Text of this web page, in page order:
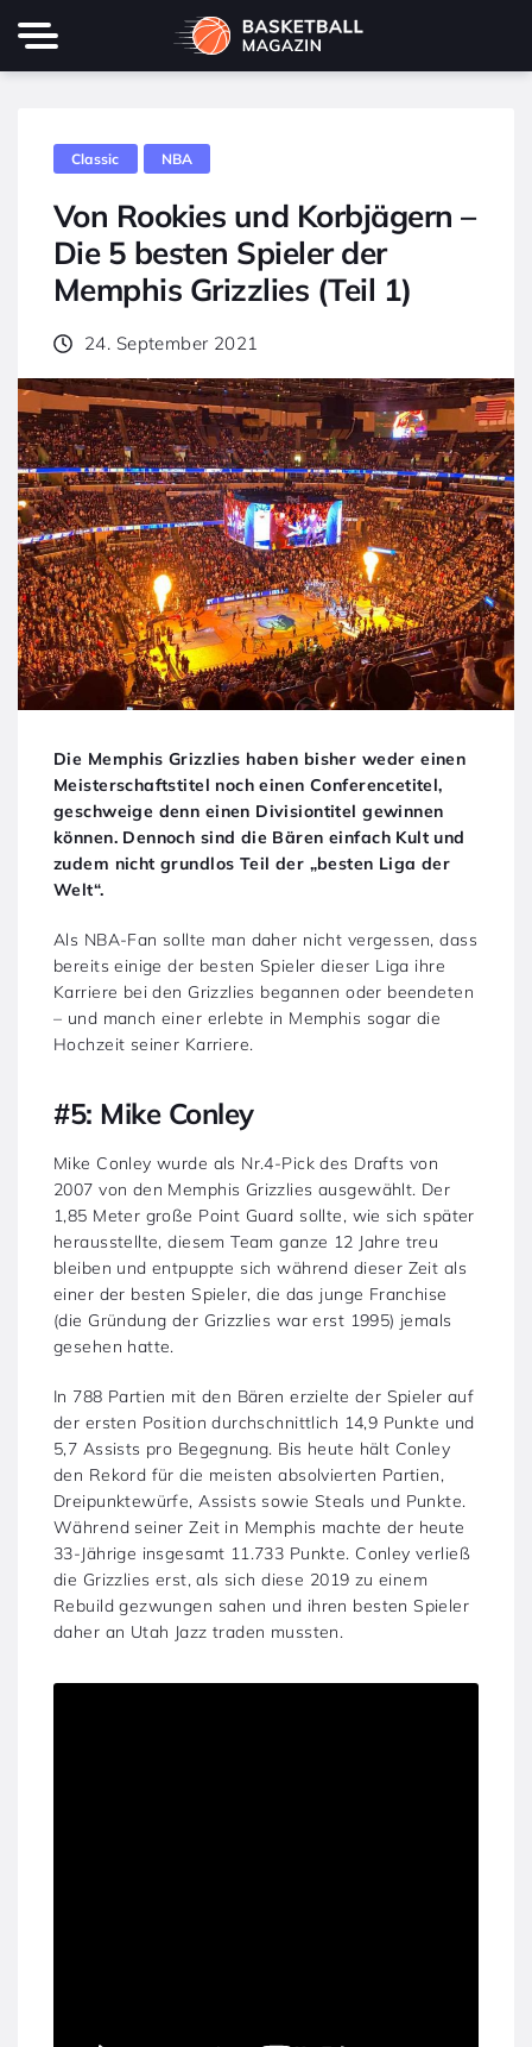
Classic NBA
Von Rookies und Korbjägern –
Die 5 besten Spieler der
Memphis Grizzlies (Teil 1)
24. September 2021
Die Memphis Grizzlies haben bisher weder einen
Meisterschaftstitel noch einen Conferencetitel,
geschweige denn einen Divisiontitel gewinnen
können. Dennoch sind die Bären einfach Kult und
zudem nicht grundlos Teil der „besten Liga der
Welt“.
Als NBA-Fan sollte man daher nicht vergessen, dass
bereits einige der besten Spieler dieser Liga ihre
Karriere bei den Grizzlies begannen oder beendeten
– und manch einer erlebte in Memphis sogar die
Hochzeit seiner Karriere.
#5: Mike Conley
Mike Conley wurde als Nr.4-Pick des Drafts von
2007 von den Memphis Grizzlies ausgewählt. Der
1,85 Meter große Point Guard sollte, wie sich später
herausstellte, diesem Team ganze 12 Jahre treu
bleiben und entpuppte sich während dieser Zeit als
einer der besten Spieler, die das junge Franchise
(die Gründung der Grizzlies war erst 1995) jemals
gesehen hatte.
In 788 Partien mit den Bären erzielte der Spieler auf
der ersten Position durchschnittlich 14,9 Punkte und
5,7 Assists pro Begegnung. Bis heute hält Conley
den Rekord für die meisten absolvierten Partien,
Dreipunktewürfe, Assists sowie Steals und Punkte.
Während seiner Zeit in Memphis machte der heute
33-Jährige insgesamt 11.733 Punkte. Conley verließ
die Grizzlies erst, als sich diese 2019 zu einem
Rebuild gezwungen sahen und ihren besten Spieler
daher an Utah Jazz traden mussten.